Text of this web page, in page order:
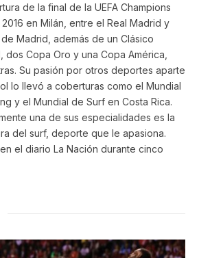
de la final de la UEFA Champions
en Milán, entre el Real Madrid y
Madrid, además de un Clásico
dos Copa Oro y una Copa América,
Su pasión por otros deportes aparte
lo llevó a coberturas como el Mundial
y el Mundial de Surf en Costa Rica.
una de sus especialidades es la
del surf, deporte que le apasiona.
el diario La Nación durante cinco